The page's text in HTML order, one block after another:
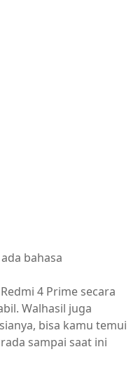
bahasa
4 Prime secara
Walhasil juga
bisa kamu temui
sampai saat ini